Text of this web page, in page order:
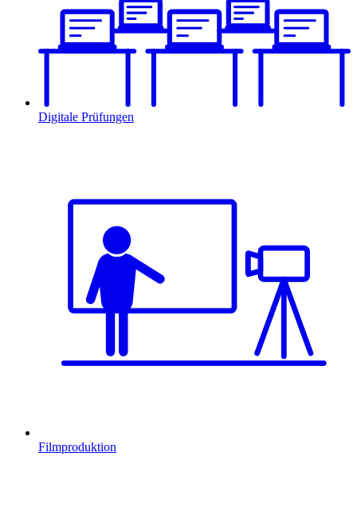
Digitale Prüfungen
Filmproduktion